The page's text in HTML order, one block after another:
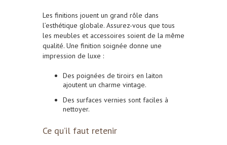
Les finitions jouent un grand rôle dans
l’esthétique globale. Assurez-vous que tous
les meubles et accessoires soient de la même
qualité. Une finition soignée donne une
impression de luxe :
Des poignées de tiroirs en laiton
ajoutent un charme vintage.
Des surfaces vernies sont faciles à
nettoyer.
Ce qu’il faut retenir